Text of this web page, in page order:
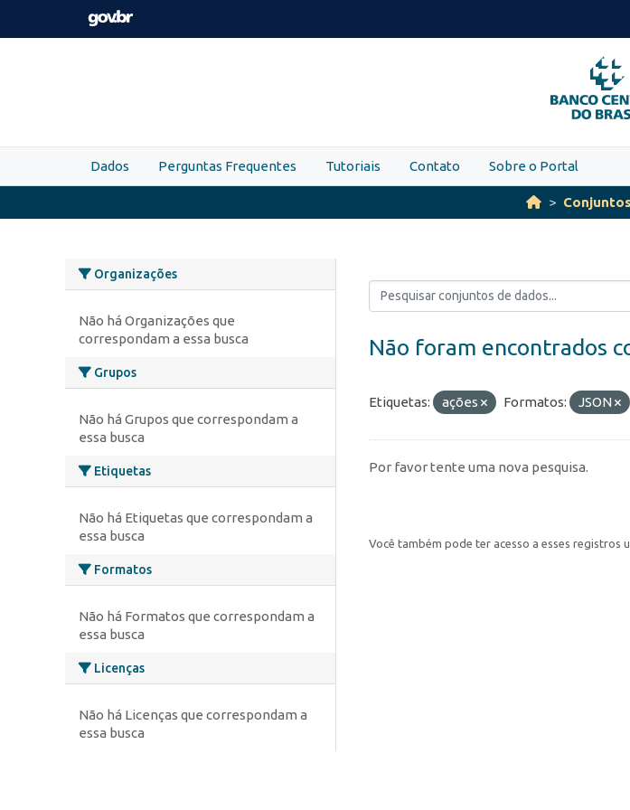
Skip to main content
PARA
O
Dados Perguntas Frequentes Tutoriais Contato Sobre o Portal
Organizações
Não há Organizações que
correspondam a essa busca
Grupos
Não há Grupos que correspondam a
essa busca
Etiquetas
Não há Etiquetas que correspondam a
essa busca
Formatos
Não há Formatos que correspondam a
essa busca
Licenças
Não há Licenças que correspondam a
essa busca
Não foram encontrados
Etiquetas: ações Formatos: JSON
Por favor tente uma nova pesquisa.
Você também pode ter acesso a esses registros